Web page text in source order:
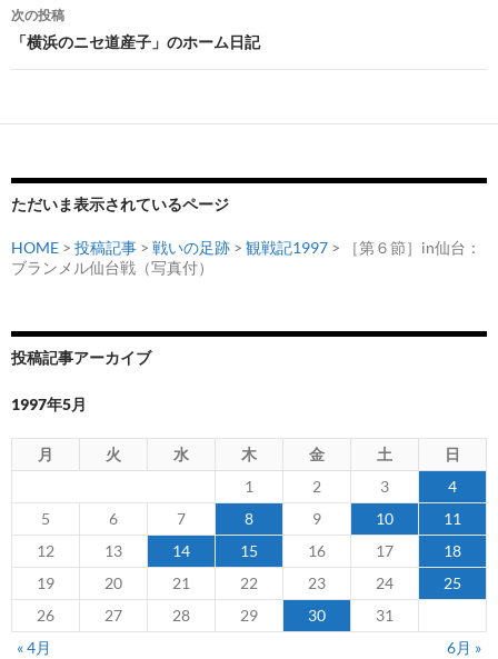
ビ
ゲ
シ
ョ
ン
次の投稿
「横浜のニセ道産子」のホーム日記
ただいま表示されているページ
HOME > 投稿記事 > 戦いの足跡 > 観戦記1997 > ［第６節］in仙台：
ブランメル仙台戦（写真付）
投稿記事アーカイブ
1997年5月
月 火 水 木 金 土
日
1
2 3
4
5
6 7 8 9 10
11
12
13 14 15 16 17
18
19
20 21 22 23 24
25
26
27 28 29 30
31
« 4月
6月 »